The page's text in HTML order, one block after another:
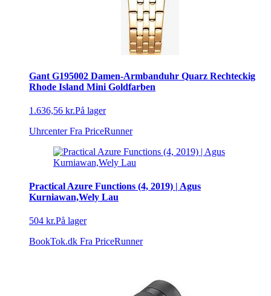
Gant G195002 Damen-Armbanduhr Quarz Rechteckig
Rhode Island Mini Goldfarben
1.636,56 kr.På lager
Uhrcenter Fra PriceRunner
Practical Azure Functions (4, 2019) | Agus
Kurniawan,Wely Lau
504 kr.På lager
BookTok.dk Fra PriceRunner